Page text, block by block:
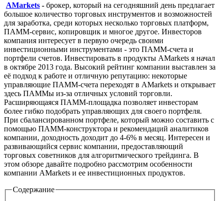
AMarkets - брокер, который на сегодняшний день предлагает
большое количество торговых инструментов и возможностей
для заработка, среди которых несколько торговых платформ,
ПАММ-сервис, копировщик и многое другое. Инвесторов
компания интересует в первую очередь своими
инвестиционными инструментами - это ПАММ-счета и
портфели счетов. Инвестировать в продукты AMarkets я начал
в октябре 2013 года. Высокий рейтинг компании выставлен за
её подход к работе и отличную репутацию: некоторые
управляющие ПАММ-счета переходят в AMarkets и открывает
здесь ПАММы из-за отличных условий торговли.
Расширяющаяся ПАММ-площадка позволяет инвесторам
более гибко подобрать управляющих для своего портфеля.
При сбалансированном портфеле, который можно составить с
помощью ПАММ-конструктора и рекомендаций аналитиков
компании, доходность доходит до 4-6% в месяц. Интересен и
развивающийся сервис компании, предоставляющий
торговых советников для алгоритмического трейдинга. В
этом обзоре давайте подробно рассмотрим особенности
компании AMarkets и ее инвестиционных продуктов.
Содержание